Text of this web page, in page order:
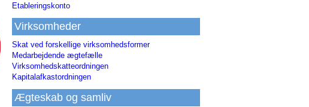
Etableringskonto
Virksomheder
Skat ved forskellige virksomhedsformer
Medarbejdende ægtefælle
Virksomhedskatteordningen
Kapitalafkastordningen
Ægteskab og samliv